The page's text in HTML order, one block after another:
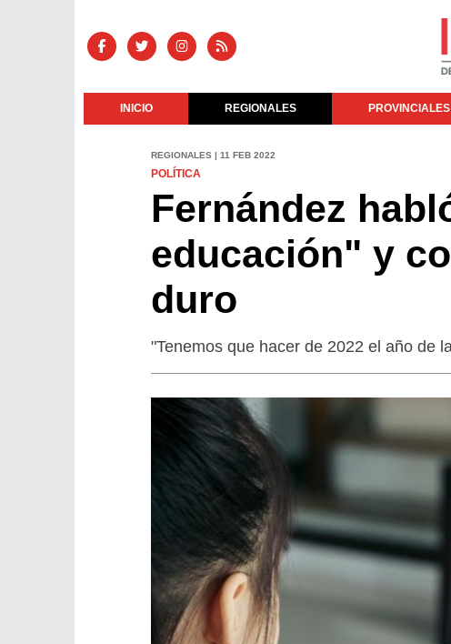
INICIO REGIONALES PROVINCIALES
REGIONALES | 11 FEB 2022
POLÍTICA
Fernández
educación" y
duro
"Tenemos que hacer de 2022 el año de